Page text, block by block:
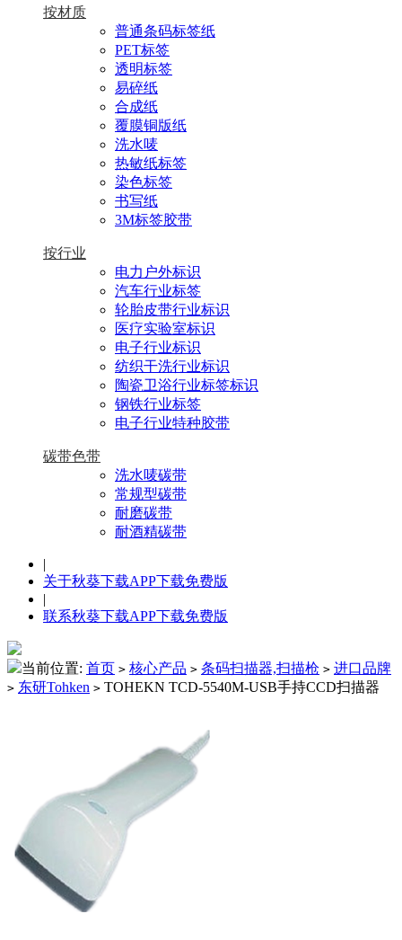
按材质
普通条码标签纸
PET标签
透明标签
易碎纸
合成纸
覆膜铜版纸
洗水唛
热敏纸标签
染色标签
书写纸
3M标签胶带
按行业
电力户外标识
汽车行业标签
轮胎皮带行业标识
医疗实验室标识
电子行业标识
纺织干洗行业标识
陶瓷卫浴行业标签标识
钢铁行业标签
电子行业特种胶带
碳带色带
洗水唛碳带
常规型碳带
耐磨碳带
耐酒精碳带
|
关于秋葵下载APP下载免费版
|
联系秋葵下载APP下载免费版
当前位置: 首页 > 核心产品 > 条码扫描器,扫描枪 > 进口品牌
> 东研Tohken > TOHEKN TCD-5540M-USB手持CCD扫描器